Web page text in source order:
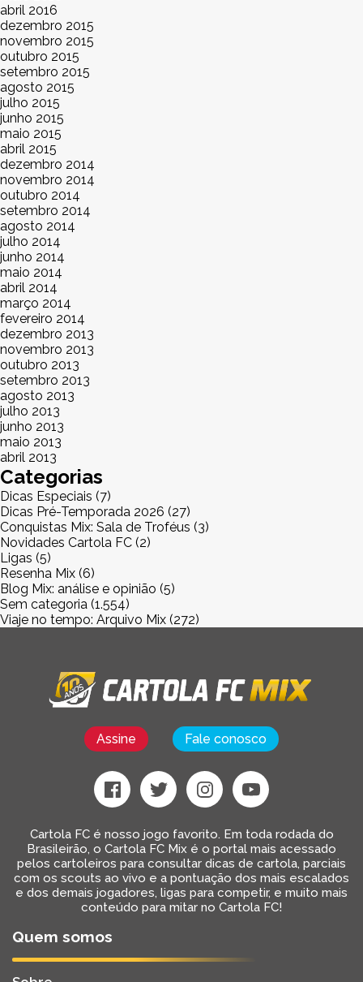
abril 2016
dezembro 2015
novembro 2015
outubro 2015
setembro 2015
agosto 2015
julho 2015
junho 2015
maio 2015
abril 2015
dezembro 2014
novembro 2014
outubro 2014
setembro 2014
agosto 2014
julho 2014
junho 2014
maio 2014
abril 2014
março 2014
fevereiro 2014
dezembro 2013
novembro 2013
outubro 2013
setembro 2013
agosto 2013
julho 2013
junho 2013
maio 2013
abril 2013
Categorias
Dicas Especiais (7)
Dicas Pré-Temporada 2026 (27)
Conquistas Mix: Sala de Troféus (3)
Novidades Cartola FC (2)
Ligas (5)
Resenha Mix (6)
Blog Mix: análise e opinião (5)
Sem categoria (1.554)
Viaje no tempo: Arquivo Mix (272)
Assine Fale conosco
Cartola FC é nosso jogo favorito. Em toda rodada do
Brasileirão, o Cartola FC Mix é o portal mais acessado
pelos cartoleiros para consultar dicas de cartola, parciais
com os scouts ao vivo e a pontuação dos mais escalados
e dos demais jogadores, ligas para competir, e muito mais
conteúdo para mitar no Cartola FC!
Quem somos